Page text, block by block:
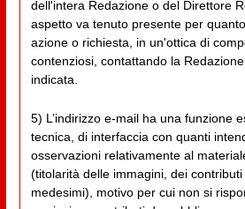
dell'intera Redazione o del Direttore
aspetto va tenuto presente per
azione o richiesta, in un'ottica di
contenziosi, contattando la
indicata.
5) L’indirizzo e-mail ha una funzione
tecnica, di interfaccia con quanti
osservazioni relativamente al
(titolarità delle immagini, dei
medesimi), motivo per cui non si